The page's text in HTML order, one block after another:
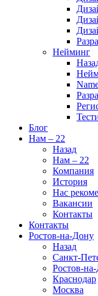
Нейминг
Блог
Нам – 22
Назад
Нам – 22
Компания
История
Нас
Вакансии
Контакты
Контакты
Ростов-на-Дону
Назад
Санкт-
Ростов-
Краснодар
Москва